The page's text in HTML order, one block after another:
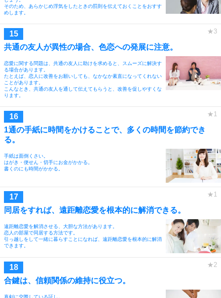
そのため、あらかじめ浮気をしたときの罰則を伝えておくことをおすす
めします。
共通の友人が異性の場合、色恋への発展に注意。
恋愛に関する問題は、共通の友人に助けを求めると、スムーズに解決す
る場合があります。
たとえば、恋人に改善をお願いしても、なかなか素直になってくれない
ことがあります。
こんなとき、共通の友人を通して伝えてもらうと、改善を促しやすくな
ります。
1通の手紙に時間をかけることで、多くの時間を節約でき
る。
手紙は面倒くさい。
はがき・便せん・切手にお金がかかる。
書くのにも時間がかかる。
同居をすれば、遠距離恋愛を根本的に解消できる。
遠距離恋愛を解消させる、大胆な方法があります。
恋人の部屋で同居する方法です。
引っ越しをして一緒に暮らすことになれば、遠距離恋愛を根本的に解消
できます。
合鍵は、信頼関係の維持に役立つ。
真剣に交際している証し。